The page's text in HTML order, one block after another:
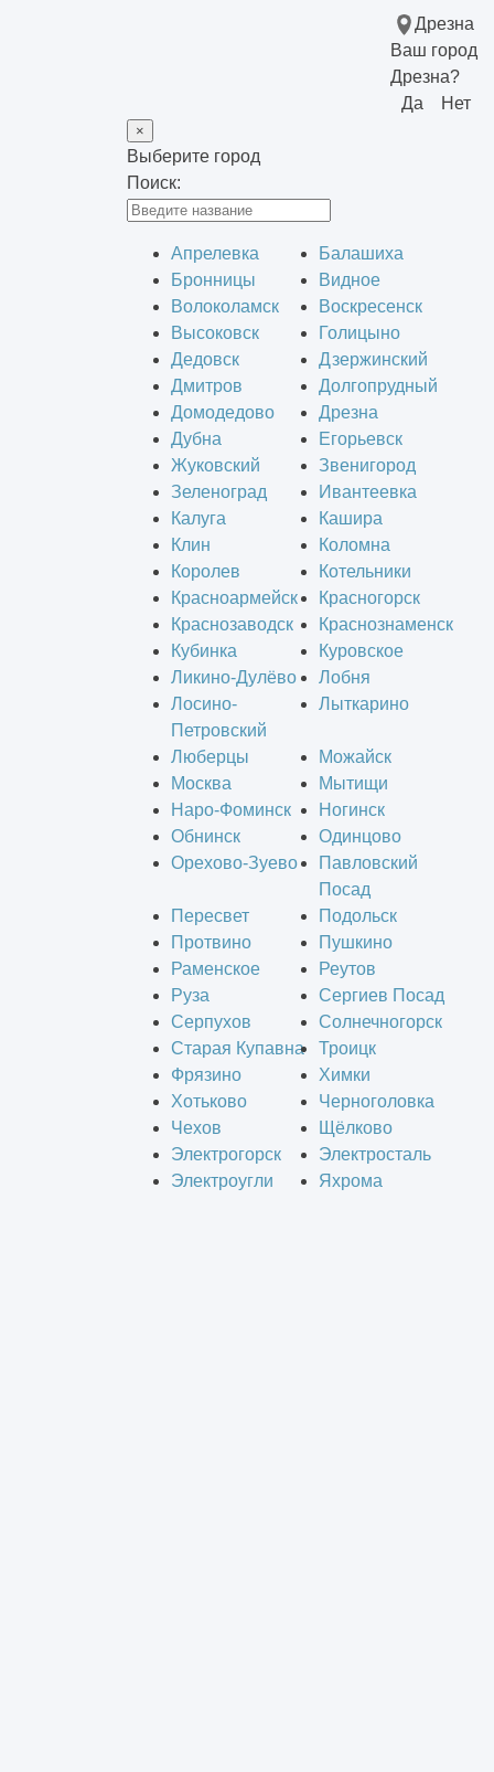
Дрезна
Ваш город
Дрезна?
Да
Нет
×
Выберите город
Поиск:
Апрелевка
Балашиха
Бронницы
Видное
Волоколамск
Воскресенск
Высоковск
Голицыно
Дедовск
Дзержинский
Дмитров
Долгопрудный
Домодедово
Дрезна
Дубна
Егорьевск
Жуковский
Звенигород
Зеленоград
Ивантеевка
Калуга
Кашира
Клин
Коломна
Королев
Котельники
Красноармейск
Красногорск
Краснозаводск
Краснознаменск
Кубинка
Куровское
Ликино-Дулёво
Лобня
Лосино-
Петровский
Лыткарино
Люберцы
Можайск
Москва
Мытищи
Наро-Фоминск
Ногинск
Обнинск
Одинцово
Орехово-Зуево
Павловский
Посад
Пересвет
Подольск
Протвино
Пушкино
Раменское
Реутов
Руза
Сергиев Посад
Серпухов
Солнечногорск
Старая Купавна
Троицк
Фрязино
Химки
Хотьково
Черноголовка
Чехов
Щёлково
Электрогорск
Электросталь
Электроугли
Яхрома